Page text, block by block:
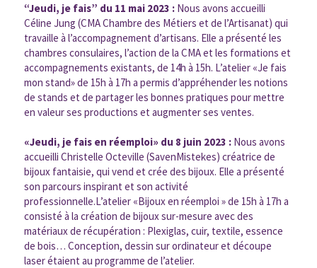
“Jeudi, je fais” du 11 mai 2023 :Nous avons accueilli
Céline Jung (CMA Chambre des Métiers et de l’Artisanat) qui
travaille à l’accompagnement d’artisans. Elle a présenté les
chambres consulaires, l’action de la CMA et les formations et
accompagnements existants, de 14h à 15h. L’atelier «Je fais
mon stand» de 15h à 17h a permis d’appréhender les notions
de stands et de partager les bonnes pratiques pour mettre
en valeur ses productions et augmenter ses ventes.
«Jeudi, je fais en réemploi» du 8 juin 2023 :Nous avons
accueilli Christelle Octeville (SavenMistekes) créatrice de
bijoux fantaisie, qui vend et crée des bijoux. Elle a présenté
son parcours inspirant et son activité
professionnelle.L’atelier «Bijoux en réemploi » de 15h à 17h a
consisté à la création de bijoux sur-mesure avec des
matériaux de récupération : Plexiglas, cuir, textile, essence
de bois… Conception, dessin sur ordinateur et découpe
laser étaient au programme de l’atelier.